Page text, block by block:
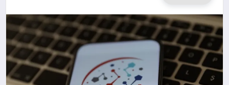
MAGAZİN
TEKNOLOJİ
SAĞLIK